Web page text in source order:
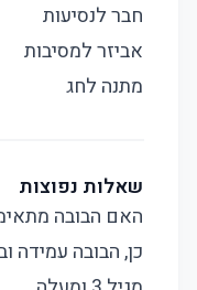
חבר לנסיעות
אביזר למסיבות
מתנה לחג
שאלות נפוצות
האם הבובה
כן, הבובה עמידה